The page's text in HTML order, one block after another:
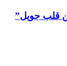
قلب جويل”